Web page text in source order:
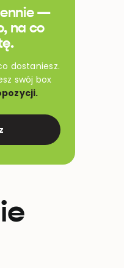
—
na co
dostaniesz.
swój box